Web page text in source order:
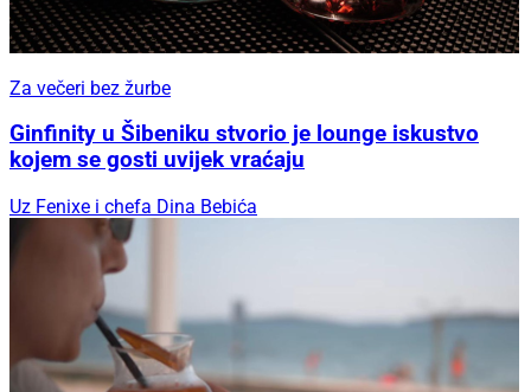
Za večeri bez žurbe
Ginfinity u Šibeniku stvorio je lounge iskustvo
kojem se gosti uvijek vraćaju
Uz Fenixe i chefa Dina Bebića